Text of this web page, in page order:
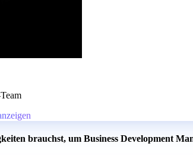
brauchst, um Business Development